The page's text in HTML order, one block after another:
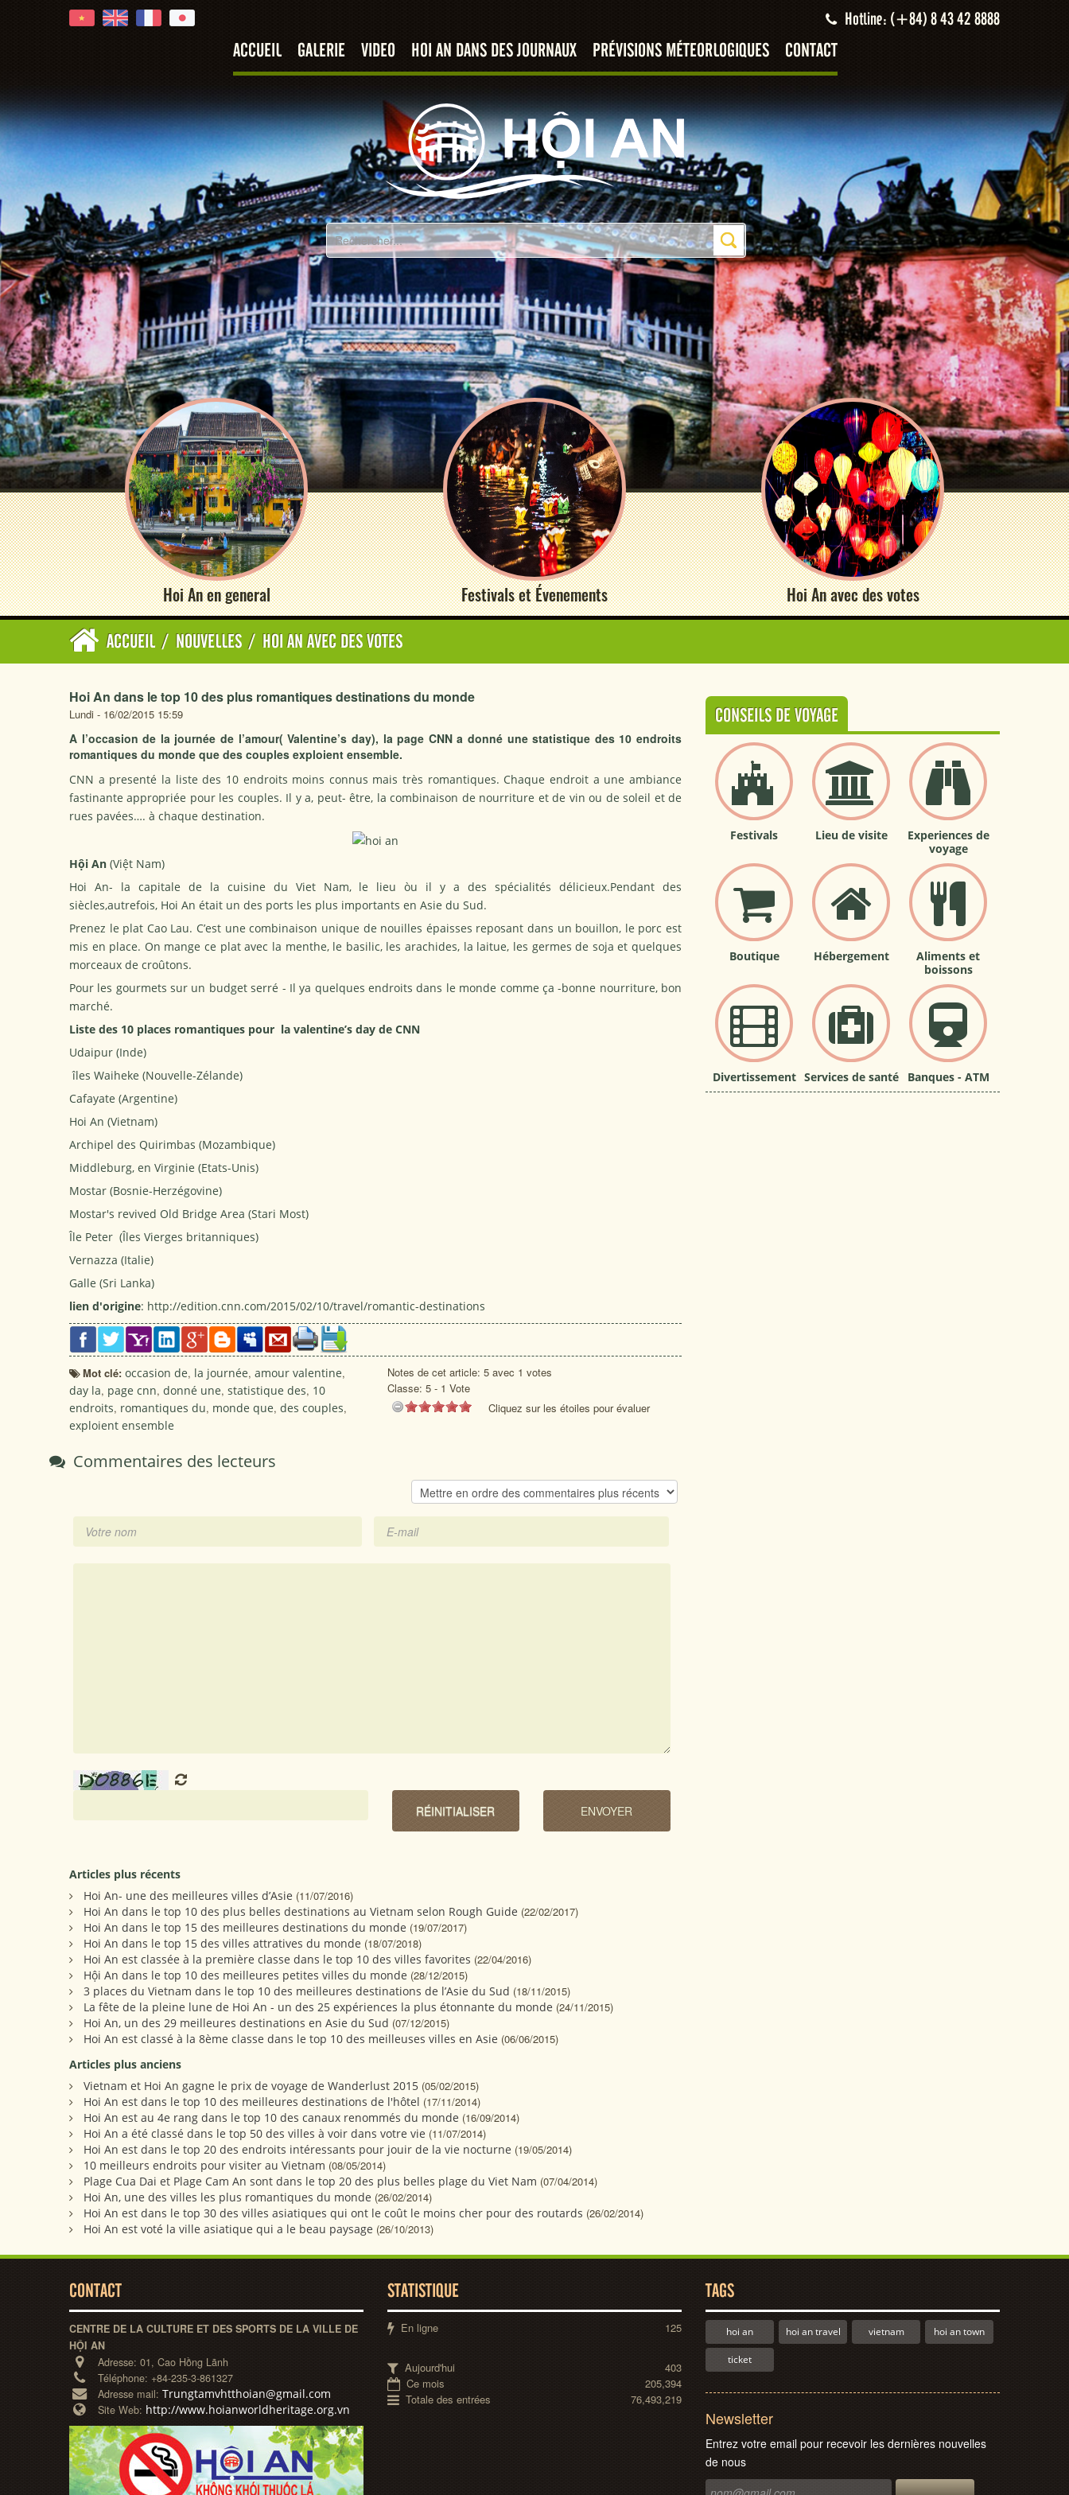
Hotline: (+84) 8 43 42 8888
ACCUEIL GALERIE VIDEO HOI AN DANS DES JOURNAUX PRÉVISIONS MÉTEORLOGIQUES CONTACT
Hoi An en general Festivals et Évenements Hoi An avec des votes
ACCUEIL / NOUVELLES / HOI AN AVEC DES VOTES
Hoi An dans le top 10 des plus romantiques destinations du monde
Lundi - 16/02/2015 15:59
A l’occasion de la journée de l’amour( Valentine’s day), la page CNN a donné une statistique des 10 endroits
romantiques du monde que des couples exploient ensemble.
CNN a presenté la liste des 10 endroits moins connus mais très romantiques. Chaque endroit a une ambiance
fastinante appropriée pour les couples. Il y a, peut- être, la combinaison de nourriture et de vin ou de soleil et de
rues pavées…. à chaque destination.
Hội An (Việt Nam)
Hoi An- la capitale de la cuisine du Viet Nam, le lieu òu il y a des spécialités délicieux.Pendant des
siècles,autrefois, Hoi An était un des ports les plus importants en Asie du Sud.
Prenez le plat Cao Lau. C’est une combinaison unique de nouilles épaisses reposant dans un bouillon, le porc est
mis en place. On mange ce plat avec la menthe, le basilic, les arachides, la laitue, les germes de soja et quelques
morceaux de croûtons.
Pour les gourmets sur un budget serré - Il ya quelques endroits dans le monde comme ça -bonne nourriture, bon
marché.
Liste des 10 places romantiques pour la valentine’s day de CNN
Udaipur (Inde)
îles Waiheke (Nouvelle-Zélande)
Cafayate (Argentine)
Hoi An (Vietnam)
Archipel des Quirimbas (Mozambique)
Middleburg, en Virginie (Etats-Unis)
Mostar (Bosnie-Herzégovine)
Mostar's revived Old Bridge Area (Stari Most)
Île Peter (Îles Vierges britanniques)
Vernazza (Italie)
Galle (Sri Lanka)
lien d'origine: http://edition.cnn.com/2015/02/10/travel/romantic-destinations
Mot clé: occasion de, la journée, amour valentine,
day la, page cnn, donné une, statistique des, 10
endroits, romantiques du, monde que, des couples,
exploient ensemble
Notes de cet article: 5 avec 1 votes
Classe: 5 - 1 Vote
Cliquez sur les étoiles pour évaluer
Commentaires des lecteurs
Articles plus récents
Hoi An- une des meilleures villes d’Asie (11/07/2016)
Hoi An dans le top 10 des plus belles destinations au Vietnam selon Rough Guide (22/02/2017)
Hoi An dans le top 15 des meilleures destinations du monde (19/07/2017)
Hoi An dans le top 15 des villes attratives du monde (18/07/2018)
Hoi An est classée à la première classe dans le top 10 des villes favorites (22/04/2016)
Hội An dans le top 10 des meilleures petites villes du monde (28/12/2015)
3 places du Vietnam dans le top 10 des meilleures destinations de l’Asie du Sud (18/11/2015)
La fête de la pleine lune de Hoi An - un des 25 expériences la plus étonnante du monde (24/11/2015)
Hoi An, un des 29 meilleures destinations en Asie du Sud (07/12/2015)
Hoi An est classé à la 8ème classe dans le top 10 des meilleuses villes en Asie (06/06/2015)
Articles plus anciens
Vietnam et Hoi An gagne le prix de voyage de Wanderlust 2015 (05/02/2015)
Hoi An est dans le top 10 des meilleures destinations de l'hôtel (17/11/2014)
Hoi An est au 4e rang dans le top 10 des canaux renommés du monde (16/09/2014)
Hoi An a été classé dans le top 50 des villes à voir dans votre vie (11/07/2014)
Hoi An est dans le top 20 des endroits intéressants pour jouir de la vie nocturne (19/05/2014)
10 meilleurs endroits pour visiter au Vietnam (08/05/2014)
Plage Cua Dai et Plage Cam An sont dans le top 20 des plus belles plage du Viet Nam (07/04/2014)
Hoi An, une des villes les plus romantiques du monde (26/02/2014)
Hoi An est dans le top 30 des villes asiatiques qui ont le coût le moins cher pour des routards (26/02/2014)
Hoi An est voté la ville asiatique qui a le beau paysage (26/10/2013)
CONSEILS DE VOYAGE
Festivals Lieu de visite
Experiences de
voyage
Boutique Hébergement
Aliments et
boissons
Divertissement Services de santé Banques - ATM
CONTACT
CENTRE DE LA CULTURE ET DES SPORTS DE LA VILLE DE
HỘI AN
Adresse: 01, Cao Hồng Lãnh
Téléphone: +84-235-3-861327
Adresse mail: Trungtamvhtthoian@gmail.com
Site Web: http://www.hoianworldheritage.org.vn
STATISTIQUE
En ligne 125
Aujourd'hui
403
Ce mois
205,394
Totale des entrées
76,493,219
TAGS
hoi an hoi an travel vietnam hoi an town
ticket
Newsletter
Entrez votre email pour recevoir les dernières nouvelles
de nous